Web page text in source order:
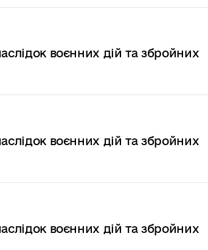
воєнних дій та збройних
воєнних дій та збройних
воєнних дій та збройних